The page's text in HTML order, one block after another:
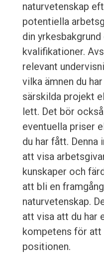
naturvetenskap
potentiella
din
kvalifikationer.
relevant
vilka ämnen du
särskilda projekt
lett. Det bör
eventuella priser
du har fått.
att visa
kunskaper och
att bli en
naturvetenskap.
att visa att du har
kompetens för att
positionen.